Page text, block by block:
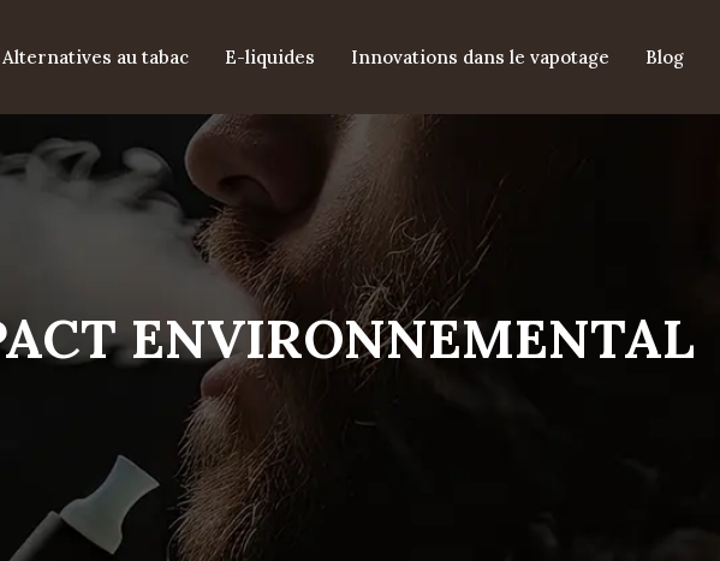
Alternatives au tabac E-liquides Innovations dans le vapotage Blog
ENVIRONNEMENTAL